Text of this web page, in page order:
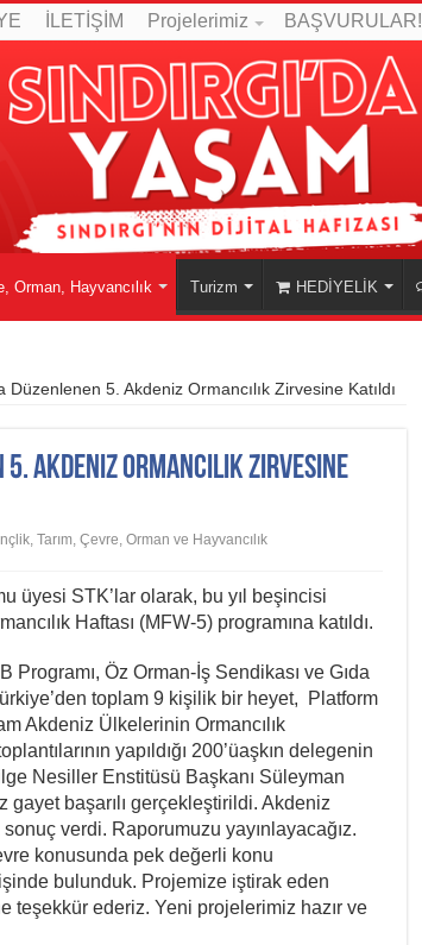
İLETİŞİM Projelerimiz BAŞVURULAR!
Orman, Hayvancılık Turizm HEDİYELİK
Düzenlenen 5. Akdeniz Ormancılık Zirvesine Katıldı
Akdeniz Ormancılık Zirvesine
Tarım, Çevre, Orman ve Hayvancılık
üyesi STK’lar olarak, bu yıl beşincisi
Haftası (MFW-5) programına katıldı.
Öz Orman-İş Sendikası ve Gıda
toplam 9 kişilik bir heyet, Platform
Akdeniz Ülkelerinin Ormancılık
yapıldığı 200’üaşkın delegenin
Nesiller Enstitüsü Başkanı Süleyman
gayet başarılı gerçekleştirildi. Akdeniz
verdi. Raporumuzu yayınlayacağız.
konusunda pek değerli konu
bulunduk. Projemize iştirak eden
teşekkür ederiz. Yeni projelerimiz hazır ve